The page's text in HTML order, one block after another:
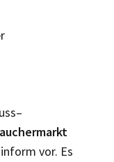
vor. Es